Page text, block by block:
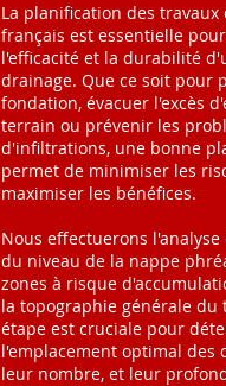
La planification des travaux
français est essentielle
l'efficacité et la durabilité
drainage. Que ce soit pour
fondation, évacuer l'excès
terrain ou prévenir les
d'infiltrations, une bonne
permet de minimiser les
maximiser les bénéfices.
Nous effectuerons
du niveau de la nappe
zones à risque
la topographie générale du
étape est cruciale pour
l'emplacement optimal des
leur nombre, et leur